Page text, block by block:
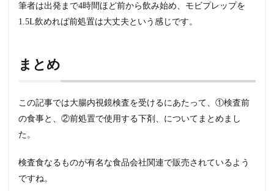
筆者は出発まで4時間ほど前から飲み始め、モビプレップを
1.5L飲めれば前処置は大丈夫という感じです。
まとめ
この記事では大腸内視鏡検査を受けるにあたって、①検査前
の食事と、②前処置で使用する下剤、についてまとめまし
た。
検査食なるものが有名な食品会社関連で販売されているよう
ですね。